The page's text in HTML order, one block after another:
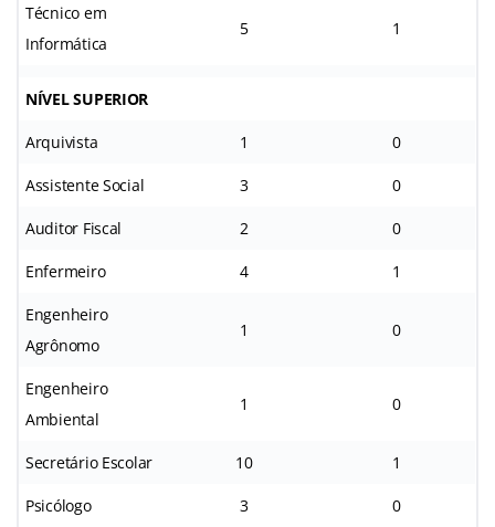
Técnico em
Informática
5 1
NÍVEL SUPERIOR
Arquivista 1 0
Assistente Social 3 0
Auditor Fiscal 2 0
Enfermeiro 4 1
Engenheiro
Agrônomo
1 0
Engenheiro
Ambiental
1 0
Secretário Escolar 10 1
Psicólogo 3 0